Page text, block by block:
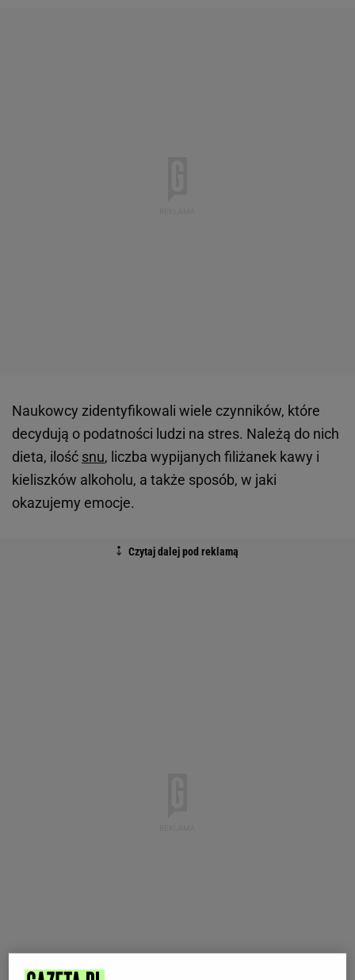
Naukowcy zidentyfikowali wiele czynników, które
decydują o podatności ludzi na stres. Należą do nich
dieta, ilość snu, liczba wypijanych filiżanek kawy i
kieliszków alkoholu, a także sposób, w jaki
okazujemy emocje.